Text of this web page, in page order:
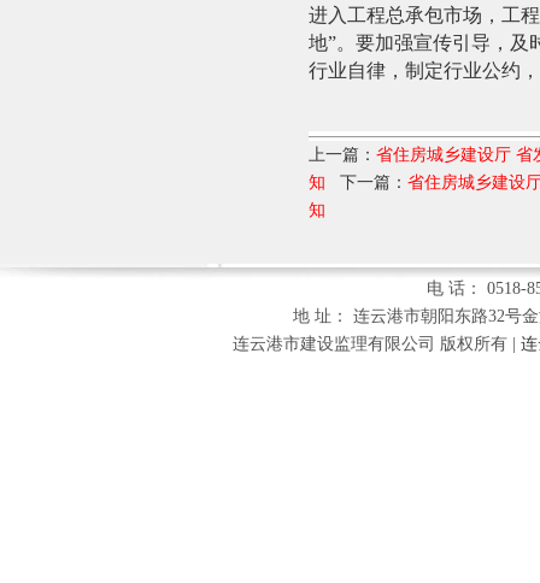
进入工程总承包市场，工
地”。要加强宣传引导，及
行业自律，制定行业公约
上一篇： 省住房城乡建设厅 省
知 下一篇： 省住房城乡建设
知
电 话： 0518-
地 址： 连云港市朝阳东路32号
连云港市建设监理有限公司 版权所有 |